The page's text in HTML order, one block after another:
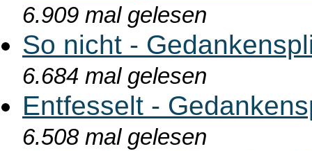
6.909 mal gelesen
So nicht -
6.684 mal gelesen
Entfesselt -
6.508 mal gelesen